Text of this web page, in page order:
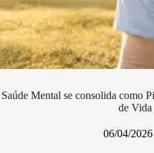
Saúde Mental se consolida como
de Vida
06/04/2026